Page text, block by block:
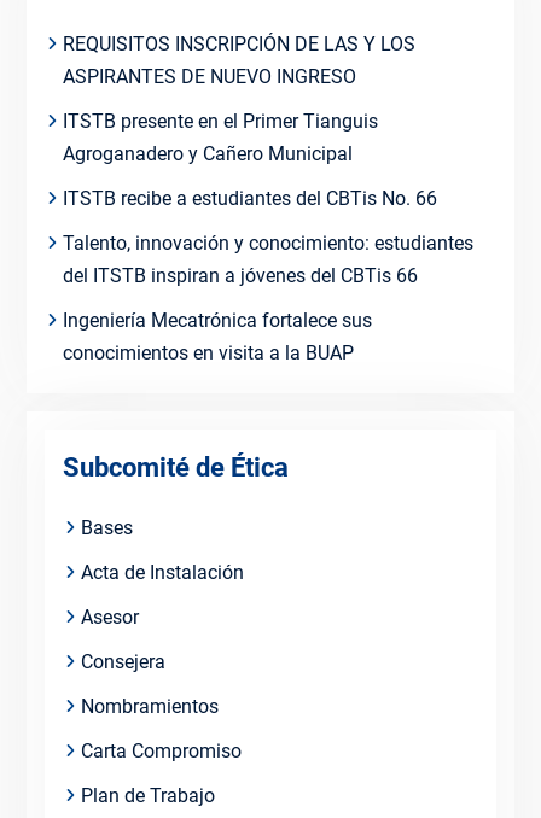
REQUISITOS INSCRIPCIÓN DE LAS Y LOS
ASPIRANTES DE NUEVO INGRESO
ITSTB presente en el Primer Tianguis
Agroganadero y Cañero Municipal
ITSTB recibe a estudiantes del CBTis No. 66
Talento, innovación y conocimiento: estudiantes
del ITSTB inspiran a jóvenes del CBTis 66
Ingeniería Mecatrónica fortalece sus
conocimientos en visita a la BUAP
Subcomité de Ética
Bases
Acta de Instalación
Asesor
Consejera
Nombramientos
Carta Compromiso
Plan de Trabajo